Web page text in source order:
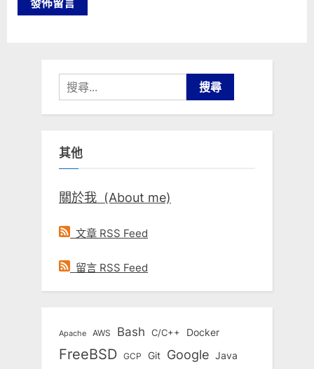
搜
尋
關
字:
其他
關於我 (About me)
文章 RSS Feed
留言 RSS Feed
Apache AWS Bash C/C++ Docker
FreeBSD GCP Git Google Java